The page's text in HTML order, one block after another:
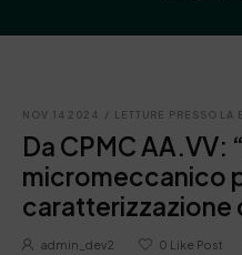
NOV 14 2024 / LETTURE PRESSO LA
Da CPMC AA.VV:
micromeccanico
caratterizzazione
admin_dev2 0 Like Post